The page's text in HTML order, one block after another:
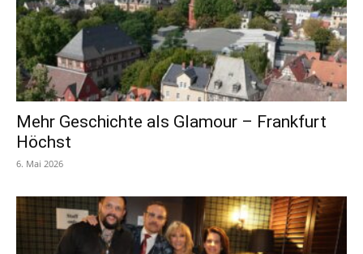
Mehr Geschichte als Glamour – Frankfurt
Höchst
6. Mai 2026